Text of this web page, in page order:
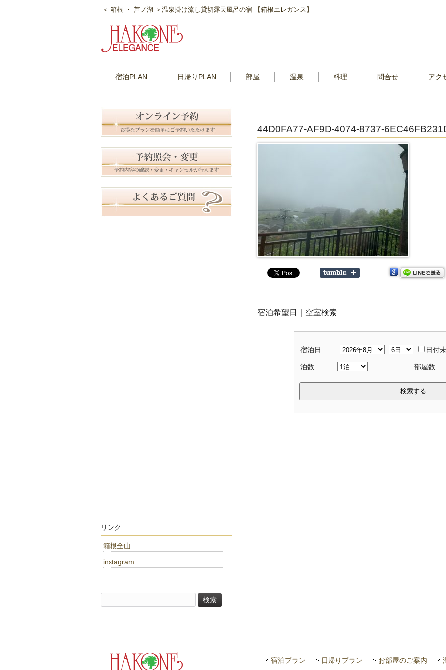
＜ 箱根 ・ 芦ノ湖 ＞温泉掛け流し貸切露天風呂の宿 【箱根エレガンス】
宿泊PLAN 日帰りPLAN 部屋 温泉 料理 問合せ アク
44D0FA77-AF9D-4074-8737-
宿泊希望日｜空室検索
宿泊日 日付
泊数 部屋数
検索する
リンク
箱根全山
instagram
索:
宿泊プラン 日帰りプラン お部屋のご案内